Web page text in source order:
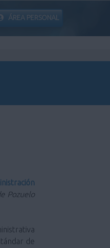
ÁREA PERSONAL
Pozuelo
de